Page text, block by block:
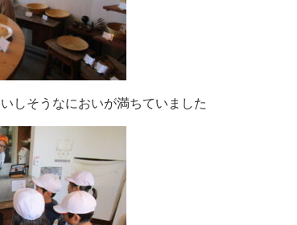
しそうなにおいが満ちていました